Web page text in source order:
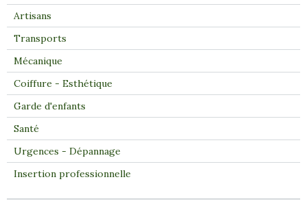
Artisans
Transports
Mécanique
Coiffure - Esthétique
Garde d'enfants
Santé
Urgences - Dépannage
Insertion professionnelle